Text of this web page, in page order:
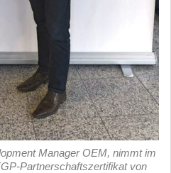
Manager OEM, nimmt im
Partnerschaftszertifikat von